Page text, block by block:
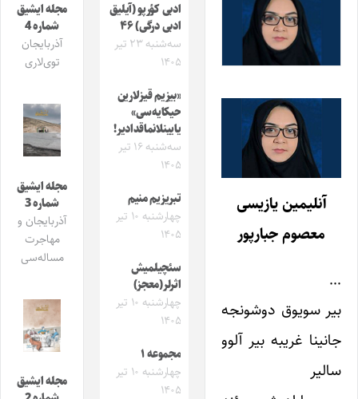
آنلیمین یازیسی
معصوم جبارپور
…
بیر سویوق دوشونجه
جانینا غریبه بیر آلوو
سالیر
ادبی کؤرپو (آیلیق
ادبی درگی) ۴۶
سه‌شنبه ۲۳ تیر
۱۴۰۵
«بیزیم قیزلارین
حیکایه‌سی»
یایینلانماقدادیر!
سه‌شنبه ۱۶ تیر
۱۴۰۵
تبریزیم منیم
چهارشنبه ۱۰ تیر
۱۴۰۵
سئچیلمیش
اثرلر(معجز)
چهارشنبه ۱۰ تیر
۱۴۰۵
مجموعه ۱
چهارشنبه ۱۰ تیر
۱۴۰۵
مجله ایشیق
شماره 4
آذربایجان
توی‌لاری
مجله ایشیق
شماره 3
آذربایجان و
مهاجرت
مساله‌سی
مجله ایشیق